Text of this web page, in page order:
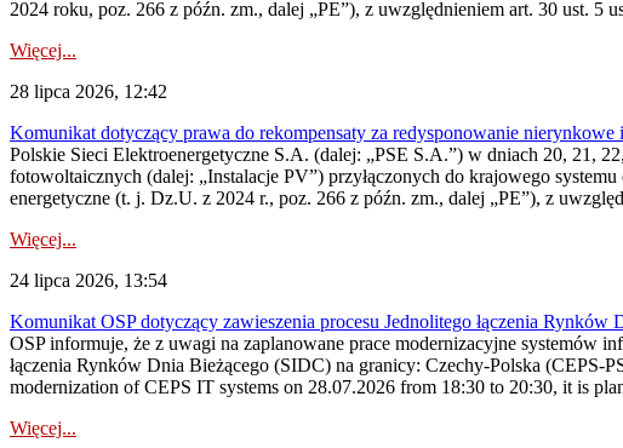
2024 roku, poz. 266 z późn. zm., dalej „PE”), z uwzględnieniem art. 30 ust. 5
Więcej...
28 lipca 2026, 12:42
Komunikat dotyczący prawa do rekompensaty za redysponowanie
Polskie Sieci Elektroenergetyczne S.A. (dalej: „PSE S.A.”) w dniach 20, 21,
fotowoltaicznych (dalej: „Instalacje PV”) przyłączonych do krajowego
energetyczne (t. j. Dz.U. z 2024 r., poz. 266 z późn. zm., dalej „PE”), z
Więcej...
24 lipca 2026, 13:54
Komunikat OSP dotyczący zawieszenia procesu Jednolitego łączenia Rynków
OSP informuje, że z uwagi na zaplanowane prace modernizacyjne systemów
łączenia Rynków Dnia Bieżącego (SIDC) na granicy: Czechy-Polska (CEPS-
modernization of CEPS IT systems on 28.07.2026 from 18:30 to 20:30, it is
Więcej...